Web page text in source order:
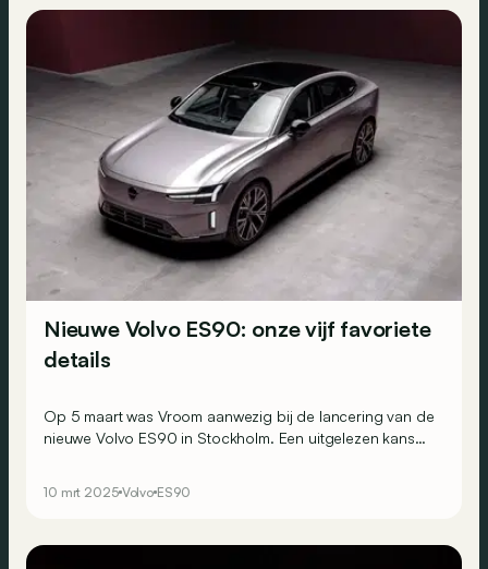
waarvan de hardware niet verandert?
Nieuwe Volvo ES90: onze vijf favoriete
details
Op 5 maart was Vroom aanwezig bij de lancering van de
nieuwe Volvo ES90 in Stockholm. Een uitgelezen kans
bijzondere details. Hier zijn onze vijf favorieten.
10 mrt 2025 Volvo ES90